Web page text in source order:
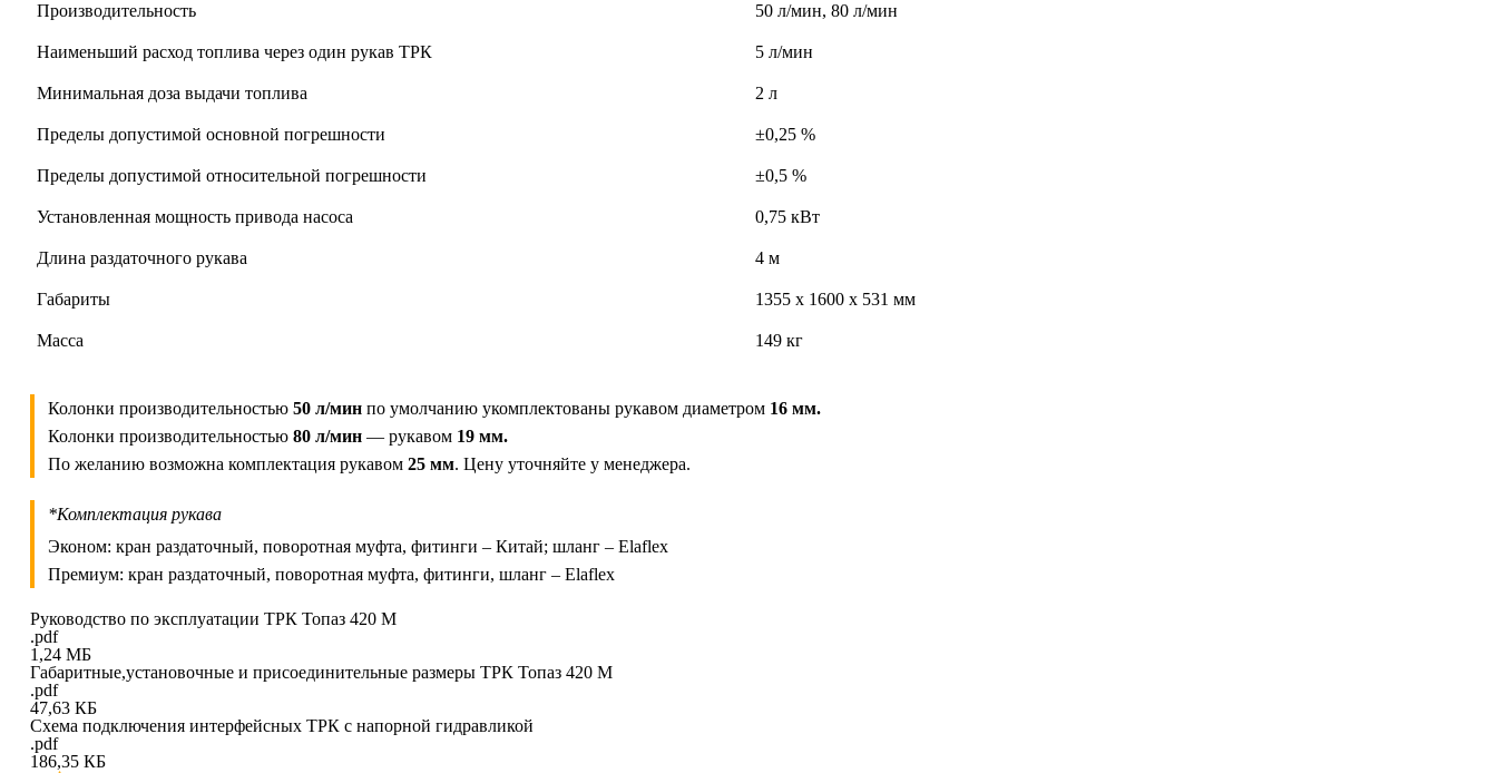
Производительность 50 л/мин, 80 л/мин
Наименьший расход топлива через один рукав ТРК 5 л/мин
Минимальная доза выдачи топлива 2 л
Пределы допустимой основной погрешности ±0,25 %
Пределы допустимой относительной погрешности ±0,5 %
Установленная мощность привода насоса 0,75 кВт
Длина раздаточного рукава 4 м
Габариты 1355 x 1600 x 531 мм
Масса 149 кг
Колонки производительностью 50 л/мин по умолчанию укомплектованы рукавом диаметром 16 мм.
Колонки производительностью 80 л/мин — рукавом 19 мм.
По желанию возможна комплектация рукавом 25 мм. Цену уточняйте у менеджера.
*Комплектация рукава
Эконом: кран раздаточный, поворотная муфта, фитинги – Китай; шланг – Elaflex
Премиум: кран раздаточный, поворотная муфта, фитинги, шланг – Elaflex
Руководство по эксплуатации ТРК Топаз 420 М
.pdf
1,24 МБ
Габаритные,установочные и присоединительные размеры ТРК Топаз 420 М
.pdf
47,63 КБ
Схема подключения интерфейсных ТРК с напорной гидравликой
.pdf
186,35 КБ